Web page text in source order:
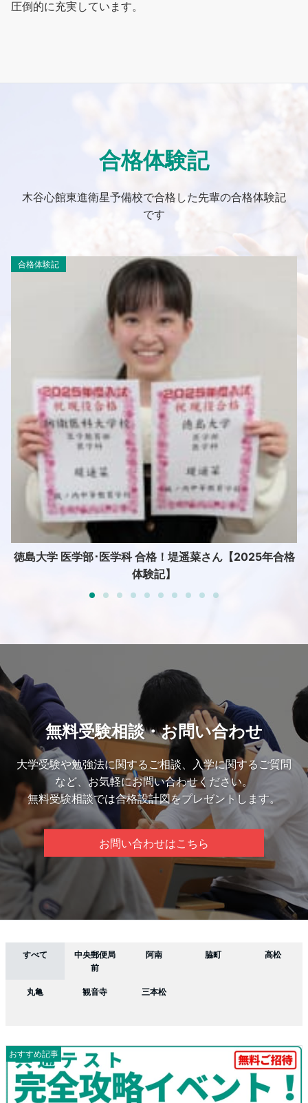
圧倒的に充実しています。
合格体験記
木谷心館東進衛星予備校で合格した先輩の合格体験記
です
合格体験記
徳島大学 医学部･医学科 合格！堤遥菜さん【2025年合格
体験記】
無料受験相談・お問い合わせ
大学受験や勉強法に関するご相談、入学に関するご質問
など、お気軽にお問い合わせください。
無料受験相談では合格設計図をプレゼントします。
お問い合わせはこちら
すべて
中央郵便局
前
阿南 脇町 高松
丸亀 観音寺 三本松
おすすめ記事